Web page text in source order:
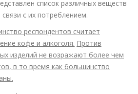
список различных веществ
с их потреблением.
респондентов считает
кофе и алкоголя. Против
изделий не возражают более чем
в то время как большинство